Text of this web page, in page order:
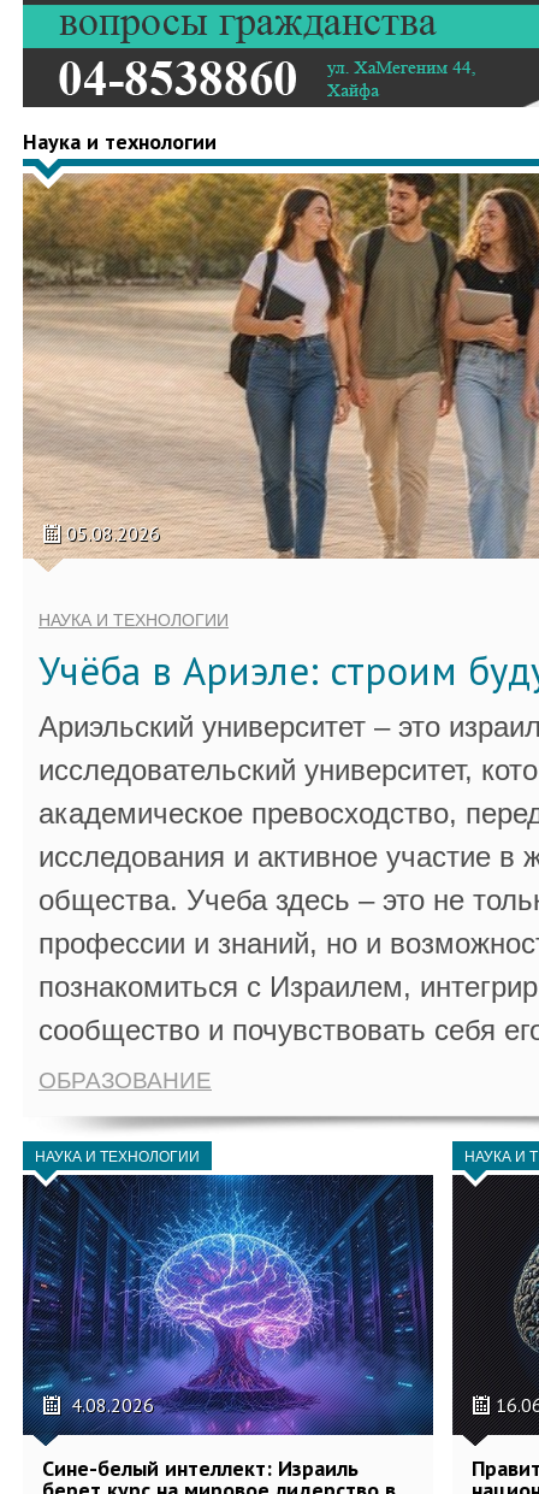
Наука и технологии
05.08.2026
НАУКА И ТЕХНОЛОГИИ
Учёба в Ариэле: строим
Ариэльский университет – это
исследовательский университет,
академическое превосходство,
исследования и активное участие в
общества. Учеба здесь – это не
профессии и знаний, но и
познакомиться с Израилем,
сообщество и почувствовать себя
ОБРАЗОВАНИЕ
НАУКА И ТЕХНОЛОГИИ
4.08.2026
Сине-белый интеллект: Израиль
НАУКА И